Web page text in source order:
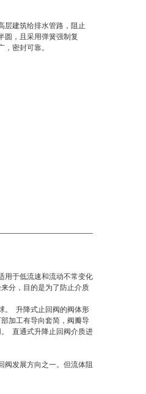
层建筑给排水管路，阻止
圆，且采用弹簧强制复
密封可靠。
用于低流速和流动不常变化
分，目的是为了防止介质
。 升降式止回阀的阀体形
加工有导向套简，阀瓣导
直通式升降止回阀介质进
阀发展方向之一。但流体阻